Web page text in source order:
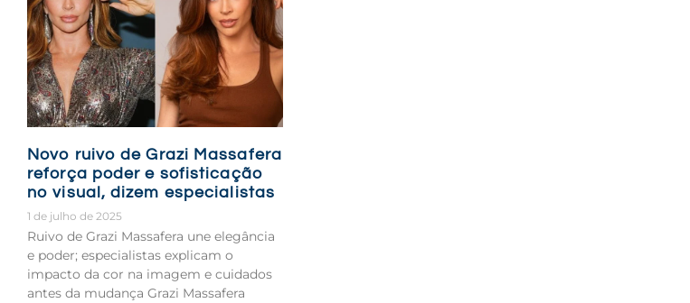
Novo ruivo de Grazi Massafera
reforça poder e sofisticação
no visual, dizem especialistas
1 de julho de 2025
Ruivo de Grazi Massafera une elegância
e poder; especialistas explicam o
impacto da cor na imagem e cuidados
antes da mudança Grazi Massafera